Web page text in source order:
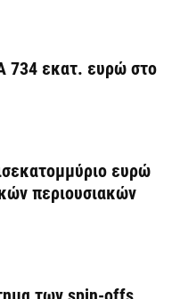
734 εκατ. ευρώ στο
ευρώ
περιουσιακών